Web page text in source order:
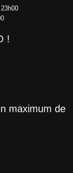
!
maximum de